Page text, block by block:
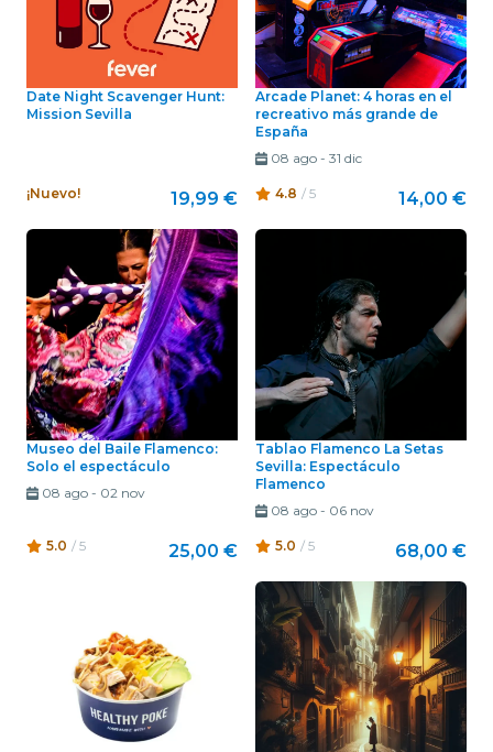
Date Night Scavenger Hunt:
Mission Sevilla
¡Nuevo! 19,99 €
Arcade Planet: 4 horas en el
recreativo más grande de
España
08 ago- 31 dic
4.8 / 5 14,00 €
Museo del Baile Flamenco:
Solo el espectáculo
08 ago- 02 nov
5.0 / 5 25,00 €
Tablao Flamenco La Setas
Sevilla: Espectáculo
Flamenco
08 ago- 06 nov
5.0 / 5 68,00 €